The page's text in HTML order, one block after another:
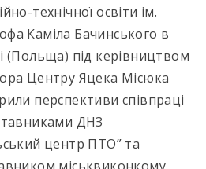
технічної освіти ім.
Каміла Бачинського в
(Польща) під керівництвом
Центру Яцека Місюка
перспективи співпраці
ДНЗ
центр ПТО” та